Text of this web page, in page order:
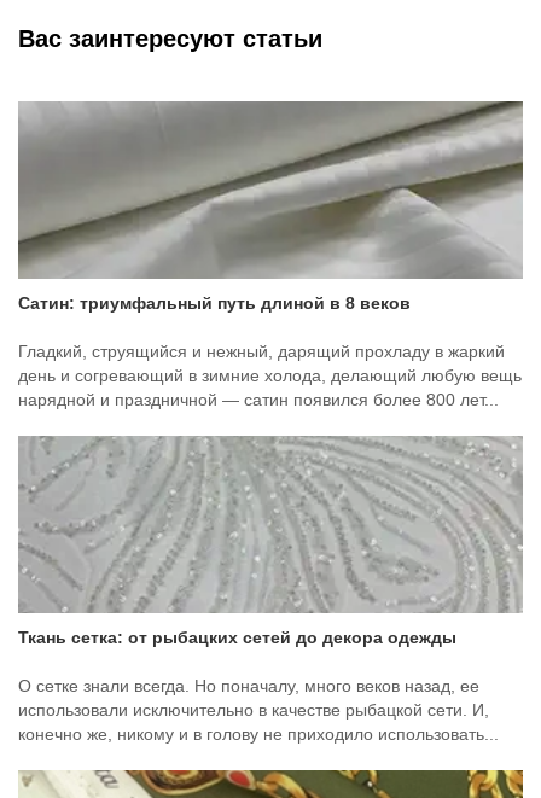
Вас заинтересуют статьи
Сатин: триумфальный путь длиной в 8 веков
Гладкий, струящийся и нежный, дарящий прохладу в жаркий
день и согревающий в зимние холода, делающий любую вещь
нарядной и праздничной — сатин появился более 800 лет...
Ткань сетка: от рыбацких сетей до декора одежды
О сетке знали всегда. Но поначалу, много веков назад, ее
использовали исключительно в качестве рыбацкой сети. И,
конечно же, никому и в голову не приходило использовать...